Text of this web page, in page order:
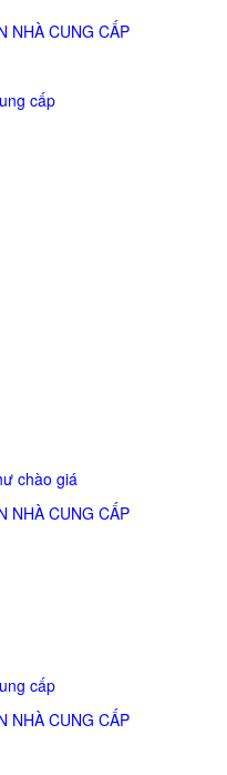
NHÀ CUNG CẤP
cấp
chào giá
NHÀ CUNG CẤP
cấp
NHÀ CUNG CẤP